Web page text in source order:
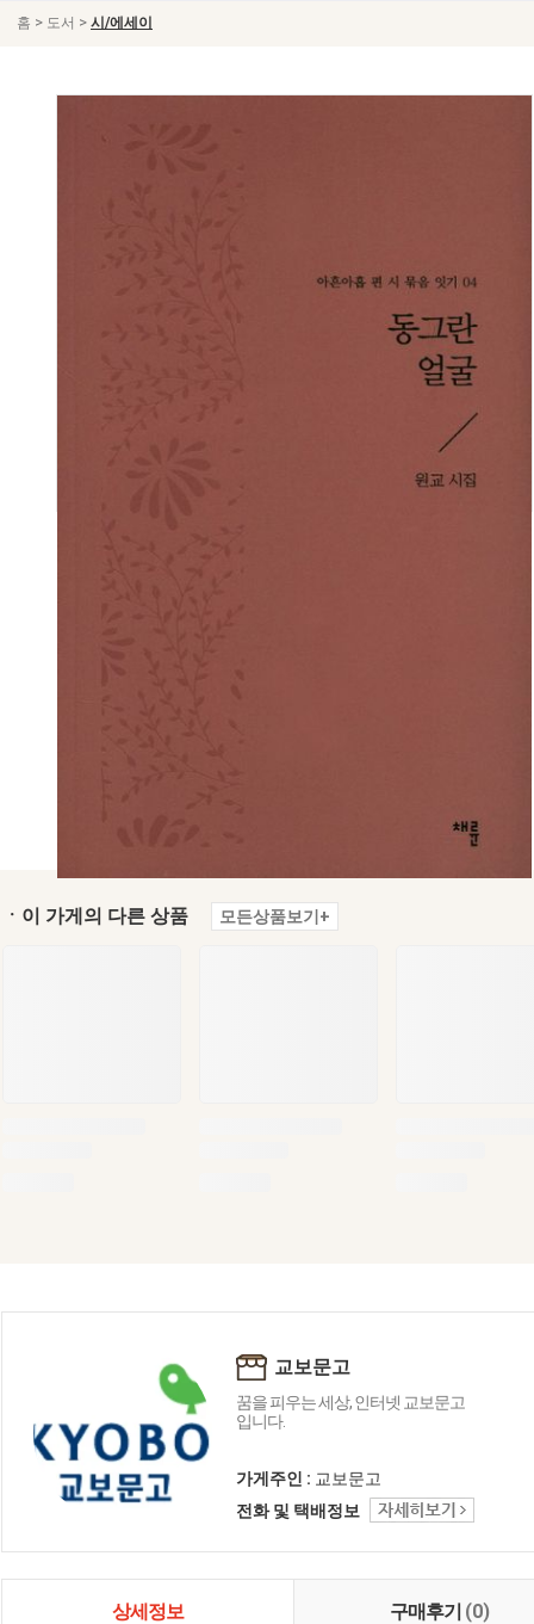
홈 > 도서 > 시/에세이
ㆍ이 가게의 다른 상품 모든상품보기+
교보문고
꿈을 피우는 세상, 인터넷 교보문고
입니다.
가게주인 : 교보문고
전화 및 택배정보
상세정보 구매후기 (0)